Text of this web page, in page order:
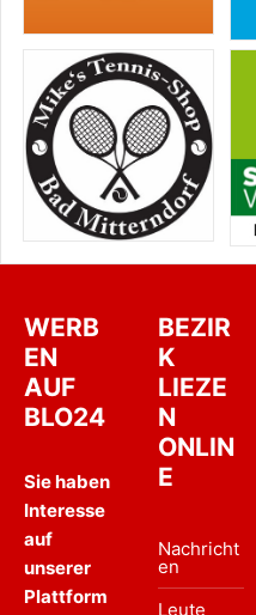
WERB
EN
AUF
BLO24
Sie haben
Interesse
auf
unserer
Plattform
BEZIR
K
LIEZE
N
ONLIN
E
Nachricht
en
Leute